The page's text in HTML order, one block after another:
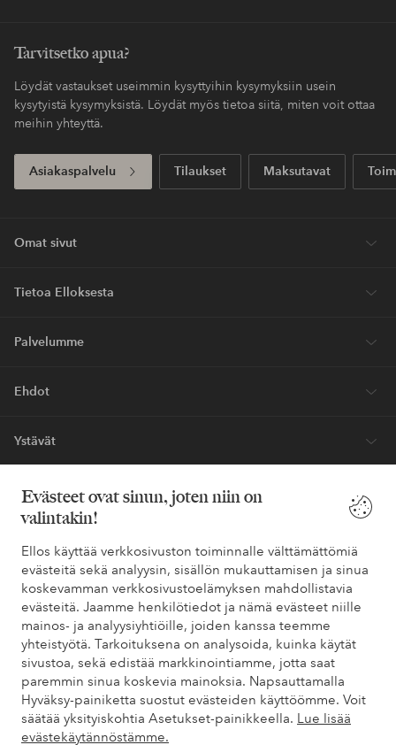
Evästeet ovat sinun, joten niin on
valintakin!
Ellos käyttää verkkosivuston toiminnalle välttämättömiä
evästeitä sekä analyysin, sisällön mukauttamisen ja sinua
koskevamman verkkosivustoelämyksen mahdollistavia
evästeitä. Jaamme henkilötiedot ja nämä evästeet niille
mainos- ja analyysiyhtiöille, joiden kanssa teemme
yhteistyötä. Tarkoituksena on analysoida, kuinka käytät
sivustoa, sekä edistää markkinointiamme, jotta saat
paremmin sinua koskevia mainoksia. Napsauttamalla
Hyväksy-painiketta suostut evästeiden käyttöömme. Voit
säätää yksityiskohtia Asetukset-painikkeella. Lue lisää
evästekäytännöstämme.
Tarvitsetko apua?
Löydät vastaukset useimmin kysyttyihin kysymyksiin usein
kysytyistä kysymyksistä. Löydät myös tietoa siitä, miten voit ottaa
meihin yhteyttä.
Asiakaspalvelu Tilaukset Maksutavat
Omat sivut
Tietoa Elloksesta
Palvelumme
Ehdot
Ystävät
Turvalliset maksut – maksa nyt tai erissä
elpy elpy
Suomi - Valitse maa
Facebook Instagram Pinterest Youtube